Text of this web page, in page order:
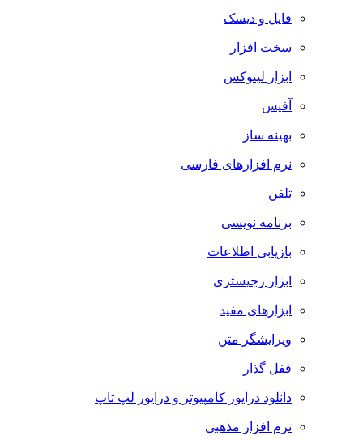
فایل و دیسک
سخت افزار
ابزار لینوکس
آفیس
بهینه ساز
نرم افزارهای فارسی
تلفن
برنامه نویسی
بازیابی اطلاعات
ابزار رجیستری
ابزارهای مفید
ویرایشگر متن
قفل گذار
دانلود درایور کامپیوتر و درایور لپ تاپ
نرم افزار مذهبی